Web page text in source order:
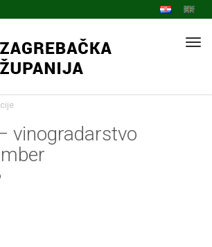
vinogradarstvo